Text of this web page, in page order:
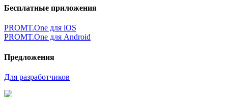
Бесплатные приложения
PROMT.One для iOS
PROMT.One для Android
Предложения
Для разработчиков